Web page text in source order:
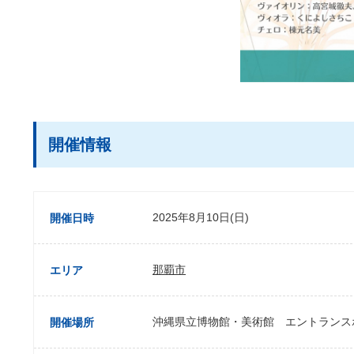
開催情報
開催日時 2025年8月10日(日)
エリア 那覇市
開催場所 沖縄県立博物館・美術館 エントランス